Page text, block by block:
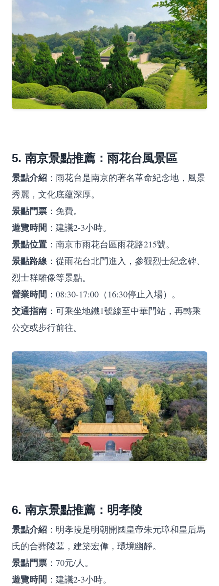
5. 南京景點推薦：雨花台風景區
景點介紹 ：雨花台是南京的著名革命紀念地，風景
秀麗，文化底蘊深厚。
景點門票 ：免費。
遊覽時間 ：建議2-3小時。
景點位置 ：南京市雨花台區雨花路215號。
景點路線：從雨花台北門進入，參觀烈士紀念碑、
烈士群雕像等景點。
營業時間 ：08:30-17:00（16:30停止入場）。
交通指南 ：可乘坐地鐵1號線至中華門站，再轉乘
公交或步行前往。
6. 南京景點推薦：明孝陵
景點介紹 ：明孝陵是明朝開國皇帝朱元璋和皇后馬
氏的合葬陵墓，建築宏偉，環境幽靜。
景點門票 ：70元/人。
遊覽時間 ：建議2-3小時。